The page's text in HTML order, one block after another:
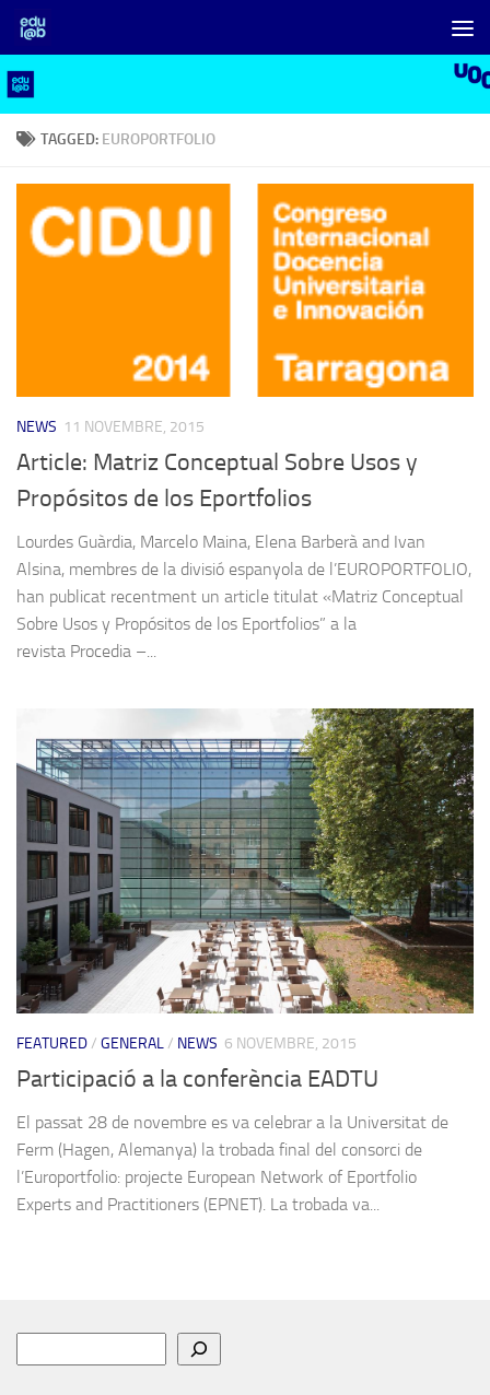
Skip to content
TAGGED: EUROPORTFOLIO
NEWS 11 NOVEMBRE, 2015
Article: Matriz Conceptual Sobre Usos y
Propósitos de los Eportfolios
Lourdes Guàrdia, Marcelo Maina, Elena Barberà and Ivan
Alsina, membres de la divisió espanyola de l’EUROPORTFOLIO,
han publicat recentment un article titulat «Matriz Conceptual
Sobre Usos y Propósitos de los Eportfolios” a la
revista Procedia –...
FEATURED/ GENERAL/ NEWS 6 NOVEMBRE, 2015
Participació a la conferència EADTU
El passat 28 de novembre es va celebrar a la Universitat de
Ferm (Hagen, Alemanya) la trobada final del consorci de
l’Europortfolio: projecte European Network of Eportfolio
Experts and Practitioners (EPNET). La trobada va...